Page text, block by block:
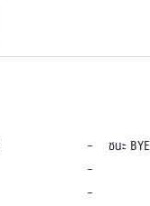
- ชนะ BYE
-
-